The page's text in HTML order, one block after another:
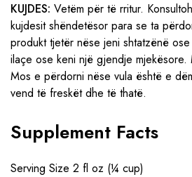
KUJDES: Vetëm për të rritur.
kujdesit shëndetësor para se ta
produkt tjetër nëse jeni shtatzënë
ilaçe ose keni një gjendje mjekësore.
Mos e përdorni nëse vula është e
vend të freskët dhe të thatë.
Supplement Facts
Serving Size 2 fl oz (¼ cup)